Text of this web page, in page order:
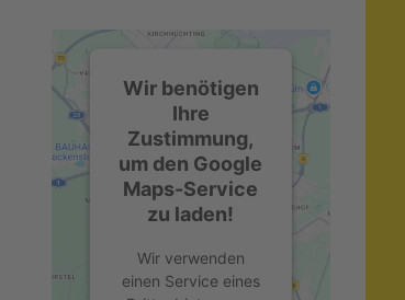
Wir benötigen
Ihre
Zustimmung,
um den Google
Maps-Service
zu laden!
Wir verwenden
einen Service eines